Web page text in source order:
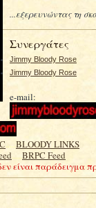
...εξερευνώντας τη
Συνεργάτες
Jimmy Bloody Rose
Jimmy Bloody Rose
e-mail:
.....BLOODY LINKS
.....BRPC Feed
είναι παράδειγμα